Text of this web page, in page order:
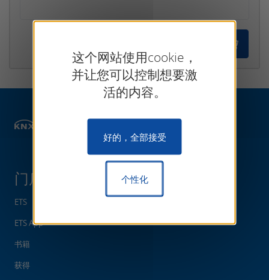
门店
ETS
ETS App
书籍
获得
这个网站使用cookie，
并让您可以控制想要激
活的内容。
好的，全部接受
个性化